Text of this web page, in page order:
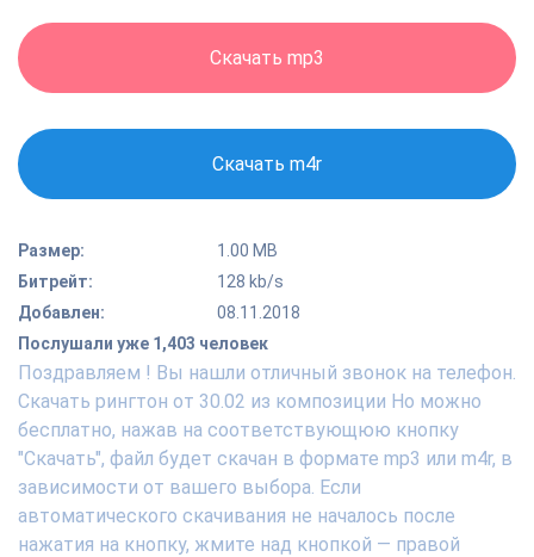
Скачать mp3
Скачать m4r
Размер:
1.00 MB
Битрейт:
128 kb/s
Добавлен:
08.11.2018
Послушали уже 1,403 человек
Поздравляем ! Вы нашли отличный звонок на телефон.
Скачать рингтон от 30.02 из композиции Но можно
бесплатно, нажав на соответствующюю кнопку
"Скачать", файл будет скачан в формате mp3 или m4r, в
зависимости от вашего выбора. Если
автоматического скачивания не началось после
нажатия на кнопку, жмите над кнопкой — правой